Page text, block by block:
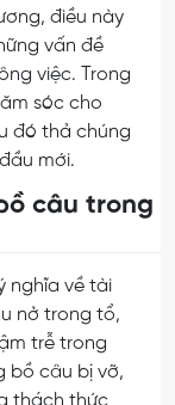
điều này
vấn đề
việc. Trong
sóc cho
đó thả chúng
mới.
câu trong
nghĩa về tài
nở trong tổ,
trễ trong
bồ câu bị vỡ,